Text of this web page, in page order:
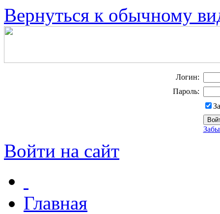
Вернуться к обычному
Логин:
Пароль:
Войти на сайт
Главная